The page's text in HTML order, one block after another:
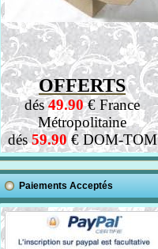
OFFERTS
dés49.90€ France
Métropolitaine
dés59.90€ DOM-TOM
Paiements Acceptés